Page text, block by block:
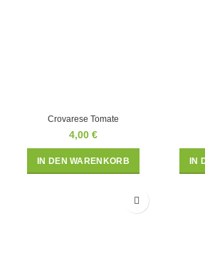
Crovarese Tomate
4,00 €
IN DEN WARENKORB IN